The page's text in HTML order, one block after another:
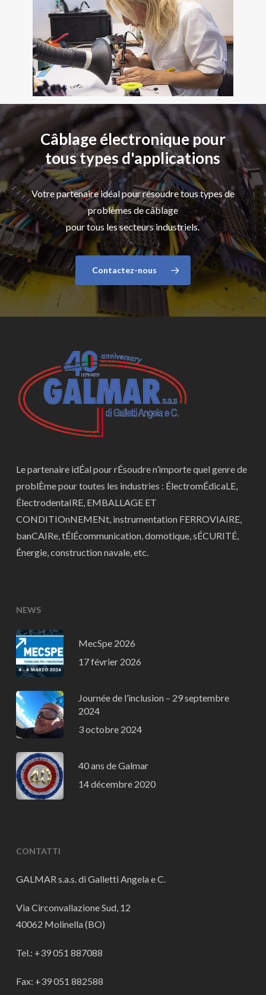
Câblage électronique pour
tous types d'applications
Votre partenaire idéal pour résoudre tous types de
problèmes de câblage
pour tous les secteurs industriels.
Contactez-nous
Le partenaire idÉal pour rÉsoudre n’importe quel genre de
problÈme pour toutes les industries : ÉlectromÉdicaLE,
ÉlectrodentaIRE, EMBALLAGE ET
CONDITIOnNEMENt, instrumentation FERROVIAIRE,
banCAIRe, tÉlÉcommunication, domotique, sÉCURITÉ,
Énergie, construction navale, etc.
NEWS
MecSpe 2026
17 février 2026
Journée de l’inclusion – 29 septembre
2024
3 octobre 2024
40 ans de Galmar
14 décembre 2020
CONTATTI
GALMAR s.a.s. di Galletti Angela e C.
Via Circonvallazione Sud, 12
40062 Molinella (BO)
Tel.: +39 051 887088
Fax: +39 051 882588